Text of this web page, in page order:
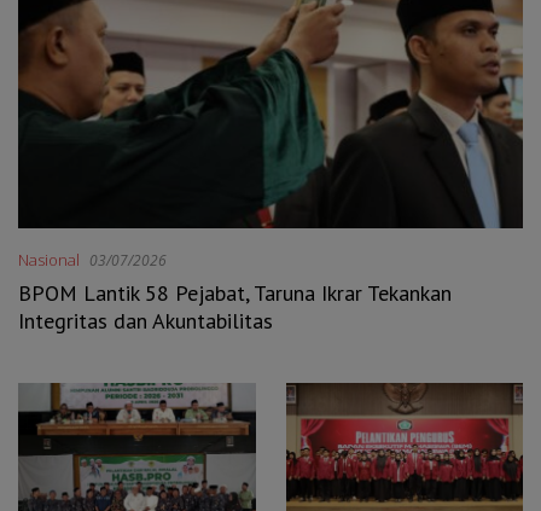
Nasional 03/07/2026
BPOM Lantik 58 Pejabat, Taruna Ikrar Tekankan
Integritas dan Akuntabilitas